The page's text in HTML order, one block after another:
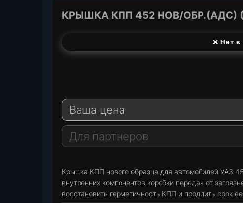
КРЫШКА КПП 452 НОВ/ОБР.(АДС)
❌ Нет
e
r
a
m
a
s
A
p
a
i
l
Ваша цена
Для партнеров
Крышка КПП нового образца для автомобилей УАЗ
внутренних компонентов коробки передач от
восстановить герметичность КПП и продлить срок